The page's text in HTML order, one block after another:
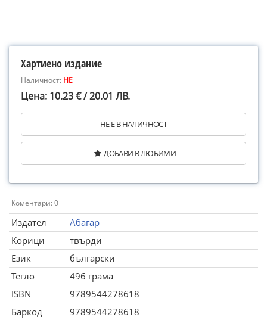
Хартиено издание
Наличност: НЕ
Цена: 10.23 € / 20.01 ЛВ.
НЕ Е В НАЛИЧНОСТ
ДОБАВИ В ЛЮБИМИ
Коментари: 0
Издател
Абагар
Корици
твърди
Език
български
Тегло
496 грама
ISBN
9789544278618
Баркод
9789544278618